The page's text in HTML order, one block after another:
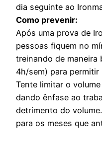
dia seguinte ao
Como prevenir:
Após uma prova de
pessoas fiquem no
treinando de maneira
4h/sem) para permitir
Tente limitar o
dando ênfase ao
detrimento do
para os meses que